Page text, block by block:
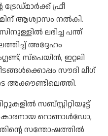
ട്രേഡ്മാർക്ക് ഫ്രീ
ആശ്വാസം നൽകി.
ലഭിച്ച പന്ത്
അദ്ദേഹം
സ്‌പെയിൻ, ഇറ്റലി
സൗദി ലീഗ്
സബ്സ്റ്റിറ്റിയൂട്ട്
കാരനായ റൊണാൾഡോ,
സന്തോഷത്തിൽ